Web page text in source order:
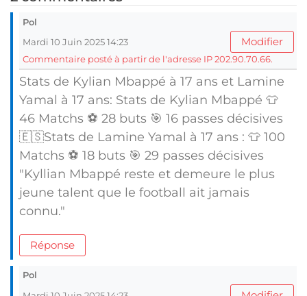
Pol
Mardi 10 Juin 2025 14:23
Modifier
Commentaire posté à partir de l'adresse IP 202.90.70.66.
Stats de Kylian Mbappé à 17 ans et Lamine
Yamal à 17 ans: Stats de Kylian Mbappé 👕
46 Matchs ⚽ 28 buts 🎯 16 passes décisives
🇪🇸Stats de Lamine Yamal à 17 ans : 👕 100
Matchs ⚽ 18 buts 🎯 29 passes décisives
"Kyllian Mbappé reste et demeure le plus
jeune talent que le football ait jamais
connu."
Réponse
Pol